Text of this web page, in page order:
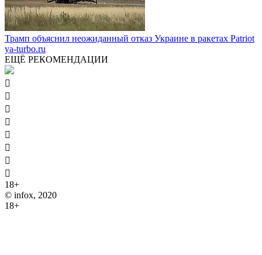
Трамп объяснил неожиданный отказ Украине в ракетах Patriot
ya-turbo.ru
ЕЩЁ РЕКОМЕНДАЦИИ








18+
© infox, 2020
18+